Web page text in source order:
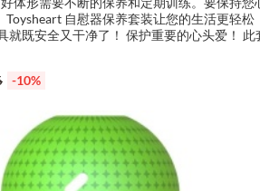
Toysheart 自慰器保养套装让您的生活更轻松
就既安全又干净了！ 保护重要的心头爱！ 此
方的清洁剂 (100 ml / H12...
-10%